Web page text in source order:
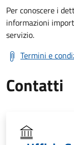
Per conoscere i
informazioni
servizio.
Termini e
Contatti